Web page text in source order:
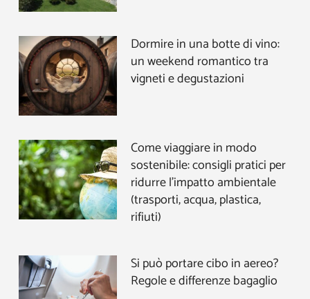
Dormire in una botte di vino:
un weekend romantico tra
vigneti e degustazioni
Come viaggiare in modo
sostenibile: consigli pratici per
ridurre l’impatto ambientale
(trasporti, acqua, plastica,
rifiuti)
Si può portare cibo in aereo?
Regole e differenze bagaglio